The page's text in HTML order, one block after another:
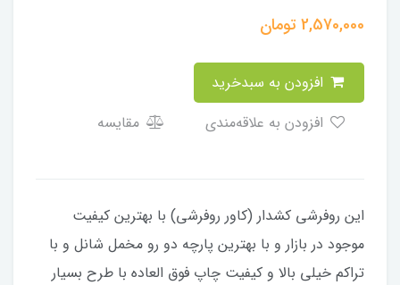
2,570,000تومان
مقایسه
​​​​​​​​این روفرشی کشدار (کاور روفرشی) با بهترین کیفیت
موجود در بازار و با بهترین پارچه دو رو مخمل شانل و با
تراکم خیلی بالا و کیفیت چاپ فوق العاده با طرح بسیار